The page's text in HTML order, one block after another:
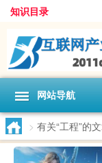
知识目录
网站导航
> 有关“工程”的